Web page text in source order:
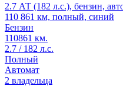
2.7 АТ (182 л.с.), бензин,
110 861 км, полный, синий
Бензин
110861 км.
2.7 / 182 л.с.
Полный
Автомат
2 владельца